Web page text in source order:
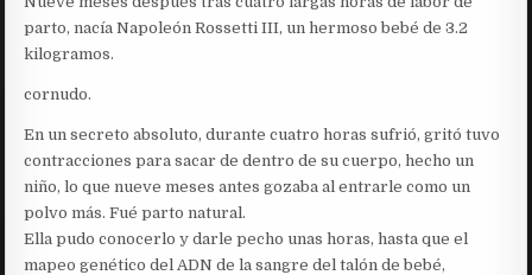
parto, nacía Napoleón Rossetti III, un hermoso bebé de 3.2
kilogramos.
cornudo.
En un secreto absoluto, durante cuatro horas sufrió, gritó tuvo
contracciones para sacar de dentro de su cuerpo, hecho un
niño, lo que nueve meses antes gozaba al entrarle como un
polvo más. Fué parto natural.
Ella pudo conocerlo y darle pecho unas horas, hasta que el
mapeo genético del ADN de la sangre del talón de bebé,